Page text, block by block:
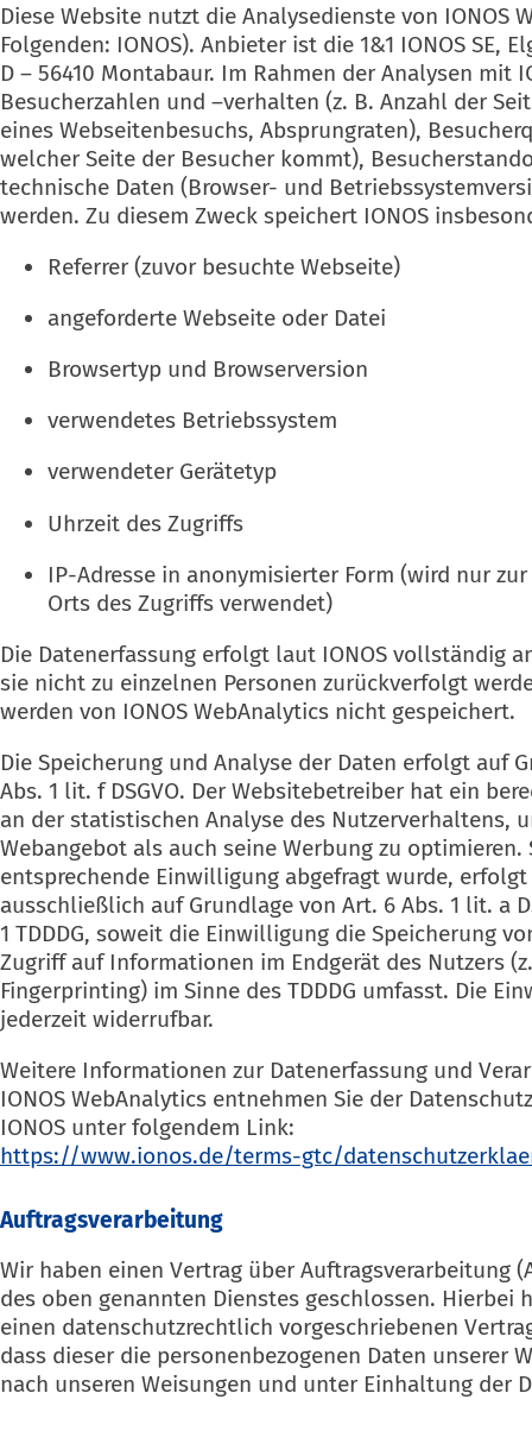
Diese Website nutzt die Analysedienste von IONOS
Folgenden: IONOS). Anbieter ist die 1&1 IONOS SE,
D – 56410 Montabaur. Im Rahmen der Analysen mit
Besucherzahlen und –verhalten (z. B. Anzahl der
eines Webseitenbesuchs, Absprungraten),
welcher Seite der Besucher kommt),
technische Daten (Browser- und
werden. Zu diesem Zweck speichert IONOS
Referrer (zuvor besuchte Webseite)
angeforderte Webseite oder Datei
Browsertyp und Browserversion
verwendetes Betriebssystem
verwendeter Gerätetyp
Uhrzeit des Zugriffs
IP-Adresse in anonymisierter Form (wird nur
Orts des Zugriffs verwendet)
Die Datenerfassung erfolgt laut IONOS vollständig
sie nicht zu einzelnen Personen zurückverfolgt
werden von IONOS WebAnalytics nicht gespeichert.
Die Speicherung und Analyse der Daten erfolgt auf
Abs. 1 lit. f DSGVO. Der Websitebetreiber hat ein
an der statistischen Analyse des Nutzerverhaltens,
Webangebot als auch seine Werbung zu optimieren.
entsprechende Einwilligung abgefragt wurde,
ausschließlich auf Grundlage von Art. 6 Abs. 1 lit. a
1 TDDDG, soweit die Einwilligung die Speicherung
Zugriff auf Informationen im Endgerät des Nutzers
Fingerprinting) im Sinne des TDDDG umfasst. Die
jederzeit widerrufbar.
Weitere Informationen zur Datenerfassung und
IONOS WebAnalytics entnehmen Sie der
IONOS unter folgendem Link:
https://www.ionos.de/terms-gtc/
Auftragsverarbeitung
Wir haben einen Vertrag über Auftragsverarbeitung
des oben genannten Dienstes geschlossen. Hierbei
einen datenschutzrechtlich vorgeschriebenen
dass dieser die personenbezogenen Daten unserer
nach unseren Weisungen und unter Einhaltung der